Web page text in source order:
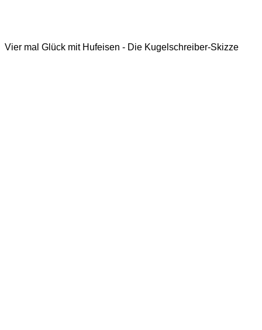
Vier mal Glück mit Hufeisen - Die Kugelschreiber-Skizze